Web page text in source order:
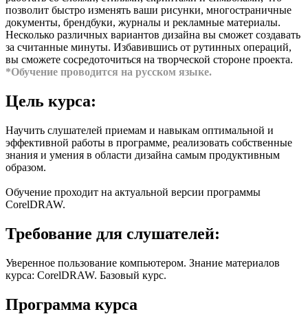
позволит быстро изменять ваши рисунки, многостраничные
документы, брендбуки, журналы и рекламные материалы.
Несколько различных вариантов дизайна вы сможет создавать
за считанные минуты. Избавившись от рутинных операций,
вы сможете сосредоточиться на творческой стороне проекта.
*Обучение проводится на русском языке.
Цель курса:
Научить слушателей приемам и навыкам оптимальной и
эффективной работы в программе, реализовать собственные
знания и умения в области дизайна самым продуктивным
образом.
Обучение проходит на актуальной версии программы
CorelDRAW.
Требование для слушателей:
Уверенное пользование компьютером. Знание материалов
курса: CorelDRAW. Базовый курс.
Программа курса